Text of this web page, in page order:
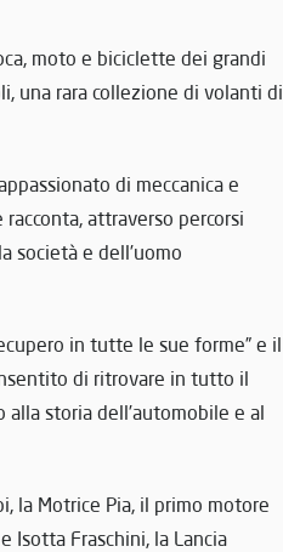
moto e biciclette dei grandi
una rara collezione di volanti di
di meccanica e
attraverso percorsi
società e dell’uomo
in tutte le sue forme” e il
di ritrovare in tutto il
storia dell’automobile e al
la Motrice Pia, il primo motore
Isotta Fraschini, la Lancia